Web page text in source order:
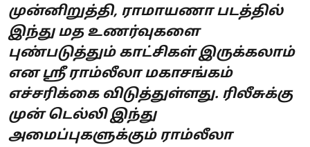
முன்னிறுத்தி, ராமாயணா படத்தில்
இந்து மத உணர்வுகளை
புண்படுத்தும் காட்சிகள் இருக்கலாம்
என ஸ்ரீ ராம்லீலா மகாசங்கம்
எச்சரிக்கை விடுத்துள்ளது. ரிலீசுக்கு
முன் டெல்லி இந்து
அமைப்புகளுக்கும் ராம்லீலா